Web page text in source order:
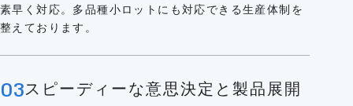
素早く対応。多品種小ロットにも対応できる生産体制を
整えております。
03スピーディーな意思決定と製品展開